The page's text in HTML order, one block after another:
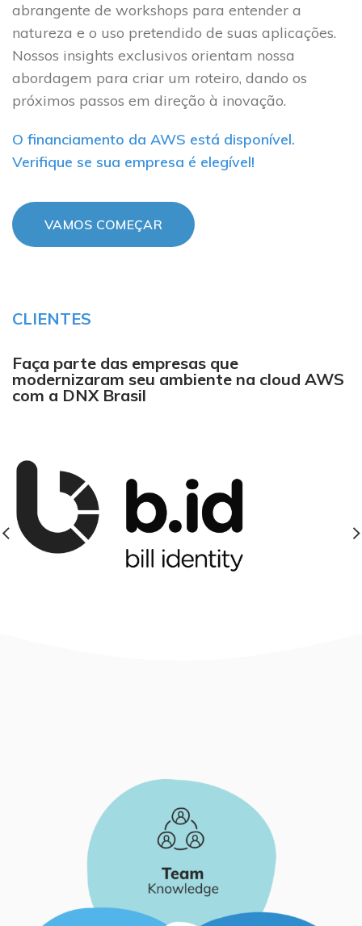
abrangente de workshops para entender a
natureza e o uso pretendido de suas aplicações.
Nossos insights exclusivos orientam nossa
abordagem para criar um roteiro, dando os
próximos passos em direção à inovação.
O financiamento da AWS está disponível.
Verifique se sua empresa é elegível!
VAMOS COMEÇAR
CLIENTES
Faça parte das empresas que
modernizaram seu ambiente na cloud AWS
com a DNX Brasil